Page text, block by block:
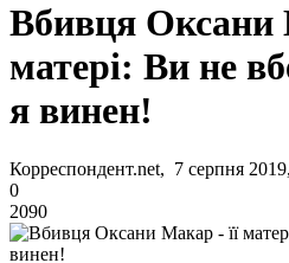
Вбивця Оксани
матері: Ви не
я винен!
Корреспондент.net, 7 серпня
0
2090